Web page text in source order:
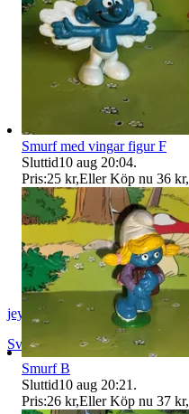
jeyd
Svalöv
Sverige
Smurf med vingar figur F
Sluttid10 aug 20:04.
Pris:25 kr,Eller Köp nu 36 kr,
Smurf B
Sluttid10 aug 20:21 .
Pris:26 kr,Eller Köp nu 37 kr,